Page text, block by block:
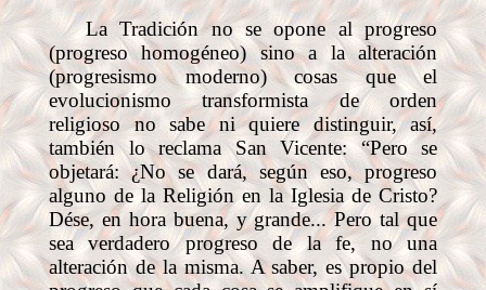
La Tradición no se opone al progreso
(progreso homogéneo) sino a la alteración
(progresismo moderno) cosas que el
evolucionismo transformista de orden
religioso no sabe ni quiere distinguir, así,
también lo reclama San Vicente: “Pero se
objetará: ¿No se dará, según eso, progreso
alguno de la Religión en la Iglesia de Cristo?
Dése, en hora buena, y grande... Pero tal que
sea verdadero progreso de la fe, no una
alteración de la misma. A saber, es propio del